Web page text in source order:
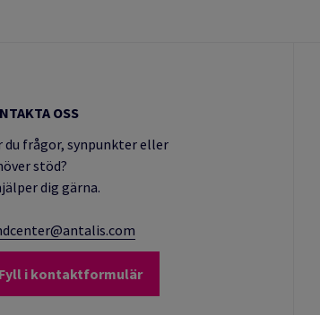
OSS
du frågor, synpunkter eller
stöd?
dig gärna.
Fyll i kontaktformulär